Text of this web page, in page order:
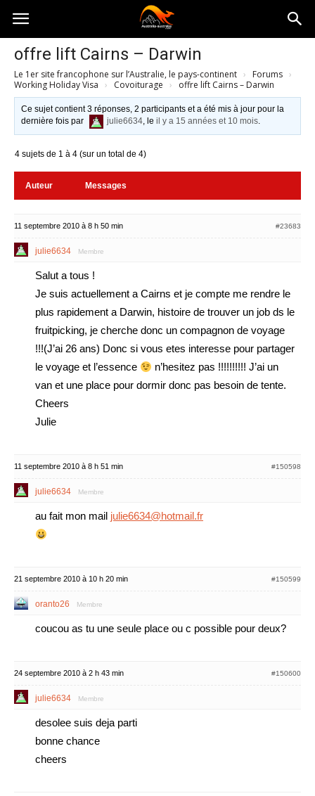
Australia-
australie.com
offre lift Cairns – Darwin
Le 1er site francophone sur l’Australie, le pays-continent › Forums ›
Working Holiday Visa › Covoiturage › offre lift Cairns – Darwin
Ce sujet contient 3 réponses, 2 participants et a été mis à jour pour la
dernière fois par
julie6634, leil y a 15 années et 10 mois.
4 sujets de 1 à 4 (sur un total de 4)
Auteur Messages
11 septembre 2010 à 8 h 50 min #23683
julie6634 Membre
Salut a tous !
Je suis actuellement a Cairns et je compte me rendre le
plus rapidement a Darwin, histoire de trouver un job ds le
fruitpicking, je cherche donc un compagnon de voyage
!!!(J’ai 26 ans) Donc si vous etes interesse pour partager
le voyage et l’essence
n’hesitez pas !!!!!!!!!! J’ai un
van et une place pour dormir donc pas besoin de tente.
Cheers
Julie
11 septembre 2010 à 8 h 51 min #150598
julie6634 Membre
au fait mon mail julie6634@hotmail.fr
21 septembre 2010 à 10 h 20 min #150599
oranto26 Membre
coucou as tu une seule place ou c possible pour deux?
24 septembre 2010 à 2 h 43 min #150600
julie6634 Membre
desolee suis deja parti
bonne chance
cheers